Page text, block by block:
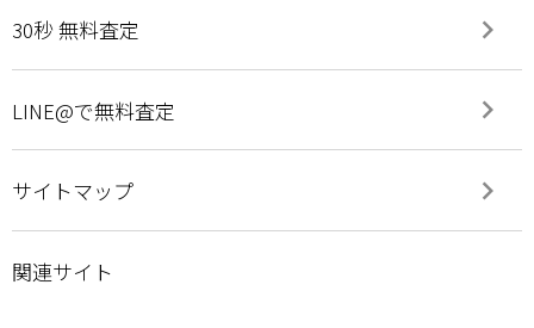
30秒 無料査定 keyboard_arrow_right
LINE@で無料査定 keyboard_arrow_right
サイトマップ keyboard_arrow_right
関連サイト